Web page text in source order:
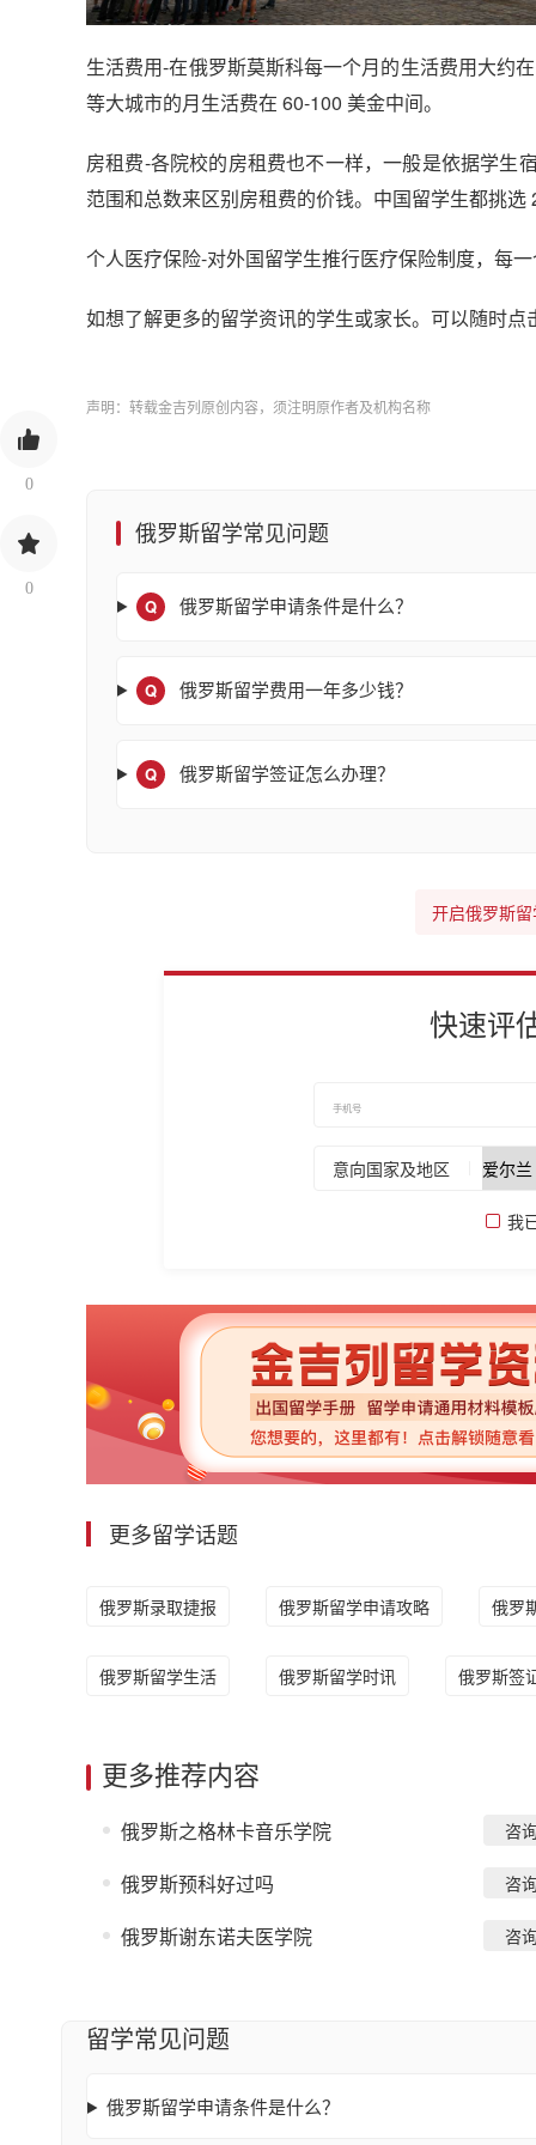
0
0
生活费用-在俄罗斯莫斯科每一个月的生活费用大约
等大城市的月生活费在 60-100 美金中间。
房租费-各院校的房租费也不一样，一般是依据学生
范围和总数来区别房租费的价钱。中国留学生都挑
个人医疗保险-对外国留学生推行医疗保险制度，每
如想了解更多的留学资讯的学生或家长。可以随时点
声明：转载金吉列原创内容，须注明原作者及机构名称
俄罗斯留学常见问题
Q 俄罗斯留学申请条件是什么？
Q 俄罗斯留学费用一年多少钱？
Q 俄罗斯留学签证怎么办理？
开启俄罗斯
快速评
意向国家及地区
我
更多留学话题
俄罗斯录取捷报 俄罗斯留学申请攻略 俄罗
俄罗斯留学生活 俄罗斯留学时讯 俄罗斯签
更多推荐内容
俄罗斯之格林卡音乐学院 咨
俄罗斯预科好过吗 咨
俄罗斯谢东诺夫医学院 咨
留学常见问题
俄罗斯留学申请条件是什么？